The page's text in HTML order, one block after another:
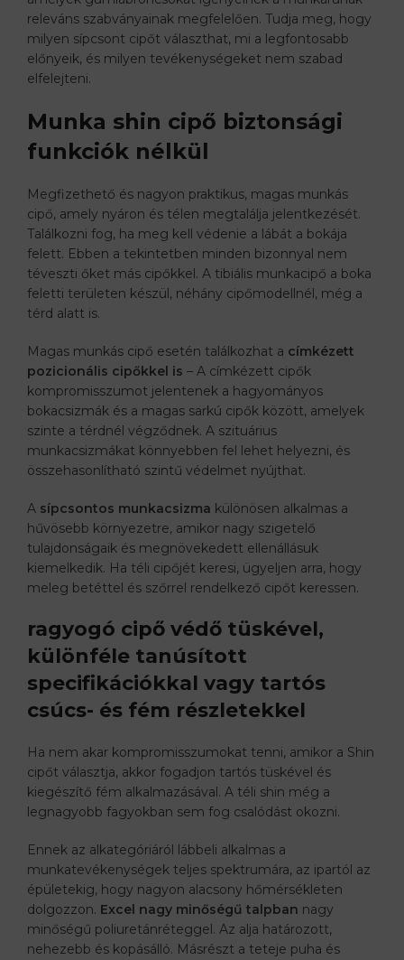
releváns szabványainak megfelelően. Tudja meg, hogy
milyen sípcsont cipőt választhat, mi a legfontosabb
előnyeik, és milyen tevékenységeket nem szabad
elfelejteni.
Munka shin cipő biztonsági
funkciók nélkül
Megfizethető és nagyon praktikus, magas munkás
cipő, amely nyáron és télen megtalálja jelentkezését.
Találkozni fog, ha meg kell védenie a lábát a bokája
felett. Ebben a tekintetben minden bizonnyal nem
téveszti őket más cipőkkel. A tibiális munkacipő a boka
feletti területen készül, néhány cipőmodellnél, még a
térd alatt is.
Magas munkás cipő esetén találkozhat a címkézett
pozicionális cipőkkel is – A címkézett cipők
kompromisszumot jelentenek a hagyományos
bokacsizmák és a magas sarkú cipők között, amelyek
szinte a térdnél végződnek. A szituárius
munkacsizmákat könnyebben fel lehet helyezni, és
összehasonlítható szintű védelmet nyújthat.
A sípcsontos munkacsizma különösen alkalmas a
hűvösebb környezetre, amikor nagy szigetelő
tulajdonságaik és megnövekedett ellenállásuk
kiemelkedik. Ha téli cipőjét keresi, ügyeljen arra, hogy
meleg betéttel és szőrrel rendelkező cipőt keressen.
ragyogó cipő védő tüskével,
különféle tanúsított
specifikációkkal vagy tartós
csúcs- és fém részletekkel
Ha nem akar kompromisszumokat tenni, amikor a Shin
cipőt választja, akkor fogadjon tartós tüskével és
kiegészítő fém alkalmazásával. A téli shin még a
legnagyobb fagyokban sem fog csalódást okozni.
Ennek az alkategóriáról lábbeli alkalmas a
munkatevékenységek teljes spektrumára, az ipartól az
épületekig, hogy nagyon alacsony hőmérsékleten
dolgozzon. Excel nagy minőségű talpban nagy
minőségű poliuretánréteggel. Az alja határozott,
nehezebb és kopásálló. Másrészt a teteje puha és